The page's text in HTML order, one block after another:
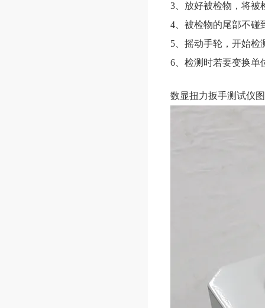
3、放好被检物，将被
4、被检物的尾部不碰
5、摇动手轮，开始检
6、检测时若要变换单
数显扭力扳手测试仪